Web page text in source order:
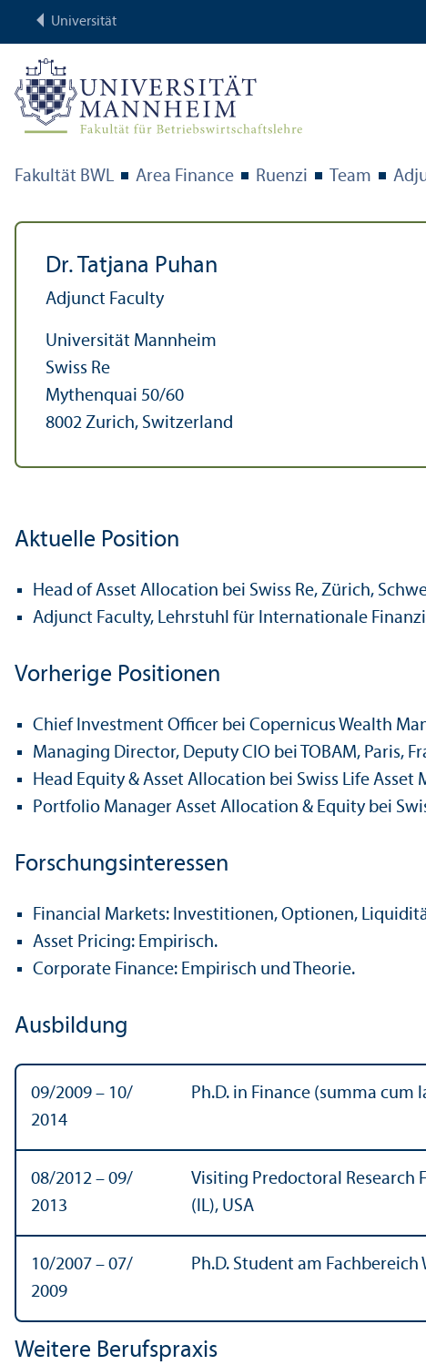
Universität
Fakultät BWL Area Finance Ruenzi Team
Dr. Tatjana Puhan
Adjunct Faculty
Universität Mannheim
Swiss Re
Mythenquai 50/60
8002 Zurich, Switzerland
Aktuelle Position
Head of Asset Allocation bei Swiss Re, Zürich,
Adjunct Faculty, Lehr­stuhl für Internationale
Vorherige Positionen
Chief Investment Officer bei Copernicus Wealth
Managing Director, Deputy CIO bei TOBAM, Paris,
Head Equity & Asset Allocation bei Swiss Life Asset
Portfolio Manager Asset Allocation & Equity bei
Forschungs­interessen
Financial Markets: Investitionen, Optionen,
Asset Pricing: Empirisch.
Corporate Finance: Empirisch und Theorie.
Ausbildung
09/2009 – 10/
2014
Ph.D. in Finance (summa
08/2012 – 09/
2013
Visiting Predoctoral Research
(IL), USA
10/2007 – 07/
2009
Ph.D. Student am
Weitere Berufspraxis